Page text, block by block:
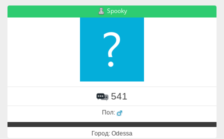
Spooky
541
Пол:
Город: Odessa